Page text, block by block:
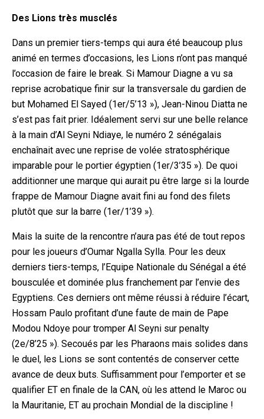
Des Lions très musclés
Dans un premier tiers-temps qui aura été beaucoup plus
animé en termes d’occasions, les Lions n’ont pas manqué
l’occasion de faire le break. Si Mamour Diagne a vu sa
reprise acrobatique finir sur la transversale du gardien de
but Mohamed El Sayed (1er/5’13 »), Jean-Ninou Diatta ne
s’est pas fait prier. Idéalement servi sur une belle relance
à la main d’Al Seyni Ndiaye, le numéro 2 sénégalais
enchaînait avec une reprise de volée stratosphérique
imparable pour le portier égyptien (1er/3’35 »). De quoi
additionner une marque qui aurait pu être large si la lourde
frappe de Mamour Diagne avait fini au fond des filets
plutôt que sur la barre (1er/1’39 »).
Mais la suite de la rencontre n’aura pas été de tout repos
pour les joueurs d’Oumar Ngalla Sylla. Pour les deux
derniers tiers-temps, l’Equipe Nationale du Sénégal a été
bousculée et dominée plus franchement par l’envie des
Egyptiens. Ces derniers ont même réussi à réduire l’écart,
Hossam Paulo profitant d’une faute de main de Pape
Modou Ndoye pour tromper Al Seyni sur penalty
(2e/8’25 »). Secoués par les Pharaons mais solides dans
le duel, les Lions se sont contentés de conserver cette
avance de deux buts. Suffisamment pour l’emporter et se
qualifier ET en finale de la CAN, où les attend le Maroc ou
la Mauritanie, ET au prochain Mondial de la discipline !